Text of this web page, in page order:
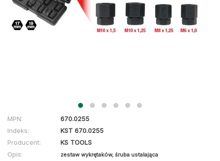
MPN:
670.0255
Indeks:
KST 670.0255
Producent:
KS TOOLS
Opis:
zestaw wykrętaków, śruba ustalająca